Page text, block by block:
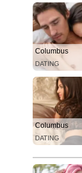
Columbus
DATING
Columbus
DATING